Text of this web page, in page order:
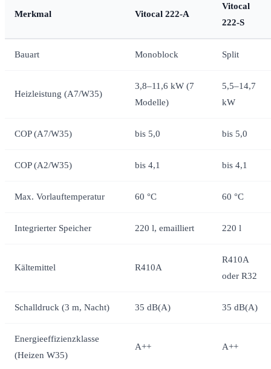
Merkmal Vitocal 222-A
Vitocal
222-S
Bauart Monoblock Split
Heizleistung (A7/W35)
3,8–11,6 kW (7
Modelle)
5,5–14,7
kW
COP (A7/W35) bis 5,0 bis 5,0
COP (A2/W35) bis 4,1 bis 4,1
Max. Vorlauftemperatur 60 °C 60 °C
Integrierter Speicher 220 l, emailliert 220 l
Kältemittel R410A
R410A
oder R32
Schalldruck (3 m, Nacht) 35 dB(A) 35 dB(A)
Energieeffizienzklasse
(Heizen W35)
A++ A++